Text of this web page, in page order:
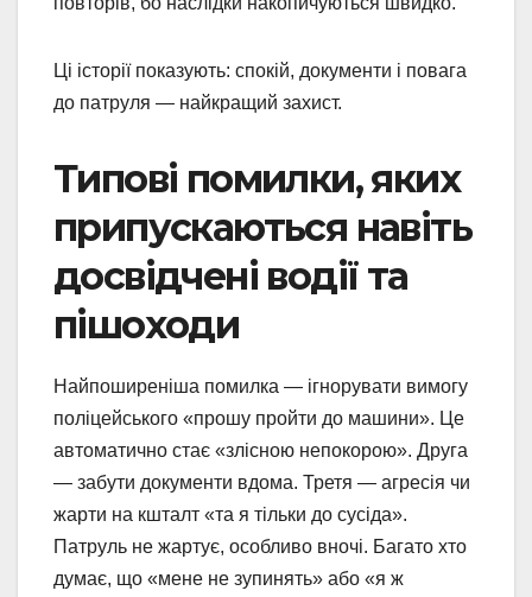
Ці історії показують: спокій, документи і повага
до патруля — найкращий захист.
Типові помилки, яких
припускаються навіть
досвідчені водії та
пішоходи
Найпоширеніша помилка — ігнорувати вимогу
поліцейського «прошу пройти до машини». Це
автоматично стає «злісною непокорою». Друга
— забути документи вдома. Третя — агресія чи
жарти на кшталт «та я тільки до сусіда».
Патруль не жартує, особливо вночі. Багато хто
думає, що «мене не зупинять» або «я ж